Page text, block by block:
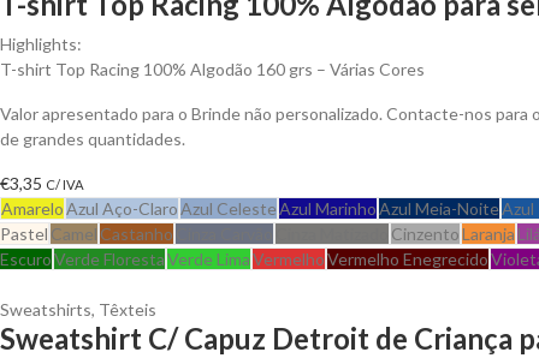
Highlights:
T-shirt Top Racing 100% Algodão 160 grs – Várias Cores
Valor apresentado para o Brinde não personalizado. Contacte-nos
de grandes quantidades.
€3,35 C/ IVA
AmareloAzul Aço-ClaroAzul CelesteAzul MarinhoAzul Meia-NoiteAzul
Pastel Camel Castanho CinzentoLaranja
EscuroVerde FlorestaVerde LimaVermelhoVermelho Enegrecido
Sweatshirts, Têxteis
Sweatshirt C/ Capuz Detroit de Criança